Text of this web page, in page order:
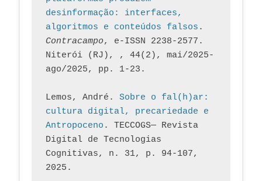
desinformação: interfaces,
algoritmos e conteúdos falsos
Contracampo, e-ISSN 2238-2577.
Niterói (RJ), , 44(2), mai/2025-
ago/2025, pp. 1-23.
Lemos, André. Sobre o fal(h)ar:
cultura digital, precariedade e
Antropoceno . TECCOGS— Revista
Digital de Tecnologias
Cognitivas, n. 31, p. 94-107,
2025.